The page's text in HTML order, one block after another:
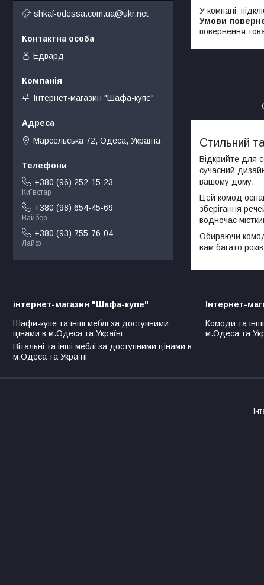
У компанії
повернення
Стильний
Відкрийте для
сучасний
вашому дому.
Цей комод
зберігання
водночас
Обираючи
вам багато
shkaf-odessa.com.ua@ukr.net
Едвард
Інтернет-магазин "Шафа-купе"
Марсельська 72, Одеса, Україна
+380 (96) 252-15-23
Київстар
+380 (98) 654-45-69
Вайбер
+380 (93) 755-76-04
Лайф
інтернет-магазин "Шафа-купе"
Шафи-купе та інші меблі за доступними
цінами в м.Одеса та Україні
Вітальні та інші меблі за доступними цінами в
м.Одеса та Україні
Інтернет-
Комоди та
м.Одеса та